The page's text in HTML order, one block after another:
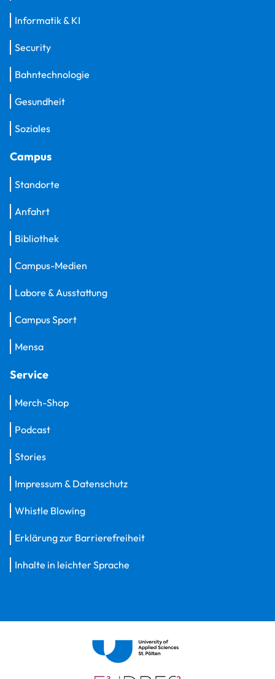
Informatik & KI
Security
Bahntechnologie
Gesundheit
Soziales
Campus
Standorte
Anfahrt
Bibliothek
Campus-Medien
Labore & Ausstattung
Campus Sport
Mensa
Service
Merch-Shop
Podcast
Stories
Impressum & Datenschutz
Whistle Blowing
Erklärung zur Barrierefreiheit
Inhalte in leichter Sprache